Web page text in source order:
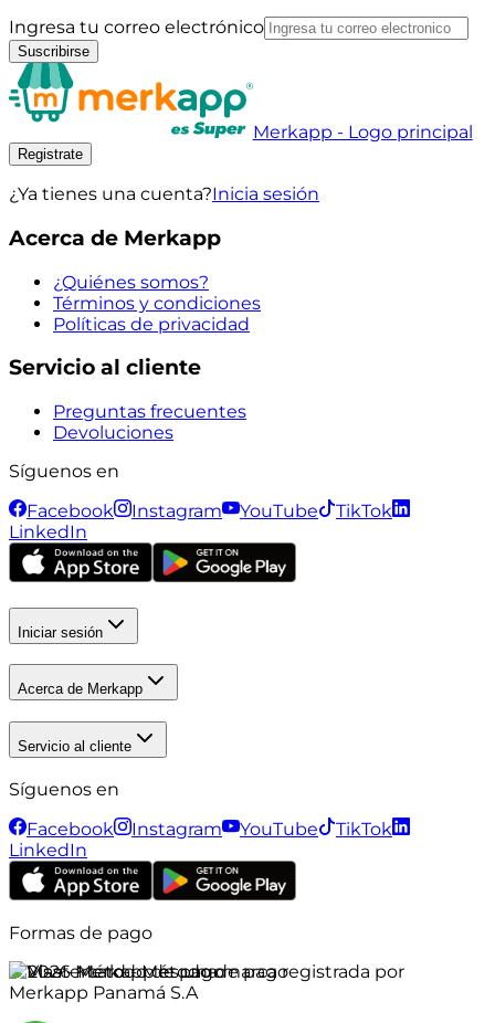
Ingresa tu correo electrónico
Suscribirse
Merkapp - Logo principal
Registrate
¿Ya tienes una cuenta?Inicia sesión
Acerca de Merkapp
¿Quiénes somos?
Términos y condiciones
Políticas de privacidad
Servicio al cliente
Preguntas frecuentes
Devoluciones
Síguenos en
Facebook
Instagram YouTube
TikTok
LinkedIn
Iniciar sesión
Acerca de Merkapp
Servicio al cliente
Síguenos en
Facebook
Instagram YouTube
TikTok
LinkedIn
Formas de pago
©2026Merkapp es una marca registrada por
Merkapp Panamá S.A